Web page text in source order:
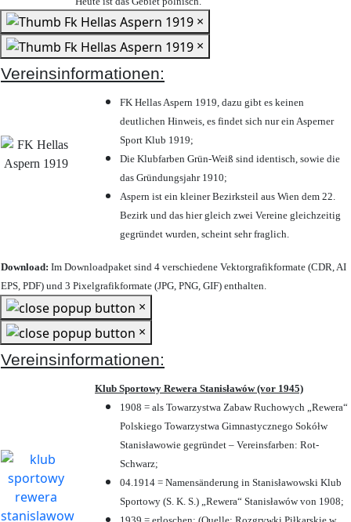
×
×
Vereinsinformationen:
FK Hellas Aspern 1919, dazu gibt es keinen
deutlichen Hinweis, es findet sich nur ein Asperner
Sport Klub 1919;
Die Klubfarben Grün-Weiß sind identisch, sowie die
das Gründungsjahr 1910;
Aspern ist ein kleiner Bezirksteil aus Wien dem 22.
Bezirk und das hier gleich zwei Vereine gleichzeitig
gegründet wurden, scheint sehr fraglich.
Download: Im Downloadpaket sind 4 verschiedene Vektorgrafikformate (CDR, AI
EPS, PDF) und 3 Pixelgrafikformate (JPG, PNG, GIF) enthalten.
×
×
Vereinsinformationen:
Klub Sportowy Rewera Stanisławów (vor 1945)
1908 = als Towarzystwa Zabaw Ruchowych „Rewera“
Polskiego Towarzystwa Gimnastycznego Sokółw
Stanisławowie gegründet – Vereinsfarben: Rot-
Schwarz;
04.1914 = Namensänderung in Stanisławowski Klub
Sportowy (S. K. S.) „Rewera“ Stanisławów von 1908;